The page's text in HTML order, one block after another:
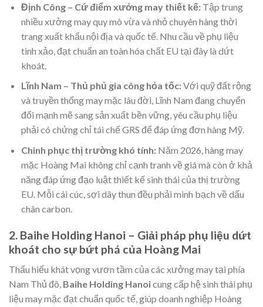
Định Công – Cứ điểm xưởng may thiết kế:Tập trung
nhiều xưởng may quy mô vừa và nhỏ chuyên hàng thời
trang xuất khẩu nội địa và quốc tế. Nhu cầu về phụ liệu
tinh xảo, đạt chuẩn an toàn hóa chất EU tại đây là dứt
khoát.
Lĩnh Nam – Thủ phủ gia công hỏa tốc:Với quỹ đất rộng
và truyền thống may mặc lâu đời, Lĩnh Nam đang chuyển
đổi mạnh mẽ sang sản xuất bền vững, yêu cầu phụ liệu
phải có chứng chỉ tái chế GRS để đáp ứng đơn hàng Mỹ.
Chinh phục thị trường khó tính:Năm 2026, hàng may
mặc Hoàng Mai không chỉ cạnh tranh về giá mà còn ở khả
năng đáp ứng đạo luật thiết kế sinh thái của thị trường
EU. Mỗi cái cúc, sợi dây thun đều phải minh bạch về dấu
chân carbon.
2. Baihe Holding Hanoi – Giải pháp phụ liệu dứt
khoát cho sự bứt phá của Hoàng Mai
Thấu hiểu khát vọng vươn tầm của các xưởng may tại phía
Nam Thủ đô, Baihe Holding Hanoicung cấp hệ sinh thái phụ
liệu may mặc đạt chuẩn quốc tế, giúp doanh nghiệp Hoàng